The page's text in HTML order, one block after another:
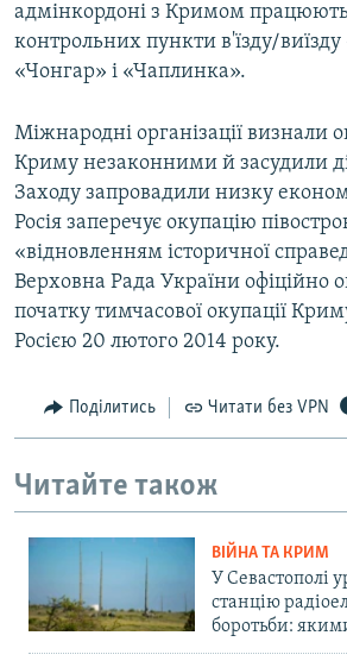
адмінкордоні з Кримом
контрольних пункти в'їзду/
«Чонгар» і «Чаплинка».
Міжнародні організації визнали
Криму незаконними й засудили
Заходу запровадили низку
Росія заперечує окупацію
«відновленням історичної
Верховна Рада України офіційно
початку тимчасової окупації
Росією 20 лютого 2014 року.
Поділитись Читати без VPN
Читайте також
ВІЙНА ТА КРИМ
У Севастополі
станцію
боротьби: